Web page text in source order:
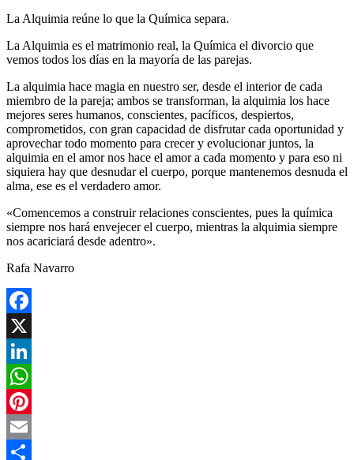
La Alquimia reúne lo que la Química separa.
La Alquimia es el matrimonio real, la Química el divorcio que
vemos todos los días en la mayoría de las parejas.
La alquimia hace magia en nuestro ser, desde el interior de cada
miembro de la pareja; ambos se transforman, la alquimia los hace
mejores seres humanos, conscientes, pacíficos, despiertos,
comprometidos, con gran capacidad de disfrutar cada oportunidad y
aprovechar todo momento para crecer y evolucionar juntos, la
alquimia en el amor nos hace el amor a cada momento y para eso ni
siquiera hay que desnudar el cuerpo, porque mantenemos desnuda el
alma, ese es el verdadero amor.
«Comencemos a construir relaciones conscientes, pues la química
siempre nos hará envejecer el cuerpo, mientras la alquimia siempre
nos acariciará desde adentro».
Rafa Navarro
Facebook
X
LinkedIn
WhatsApp
Pinterest
Email